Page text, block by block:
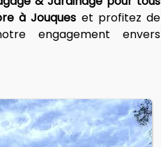
à Jouques et profitez de
engagement envers